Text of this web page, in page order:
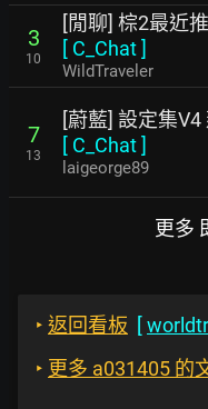
3
10
[閒聊] 棕2最近
[ C_Chat]
WildTraveler
7
13
[蔚藍] 設定集
[ C_Chat]
laigeorge89
更多
‣ 返回看板 [
‣ 更多 a031405 的